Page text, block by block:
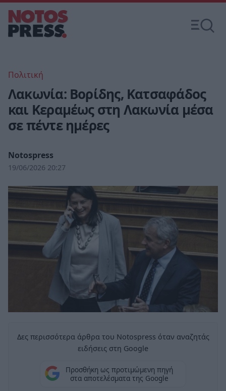
Πολιτική
Λακωνία: Βορίδης, Κατσαφάδος
και Κεραμέως στη Λακωνία μέσα
σε πέντε ημέρες
Notospress
19/06/2026 20:27
Δες περισσότερα άρθρα του Notospress όταν αναζητάς
ειδήσεις στη Google
Προσθήκη ως προτιμώμενη πηγή
στα αποτελέσματα της Google